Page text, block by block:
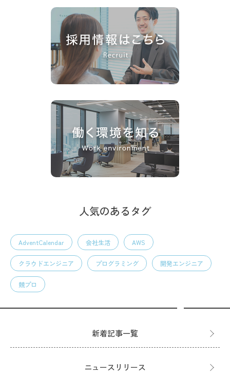
人気のあるタグ
AdventCalendar 会社生活 AWS
クラウドエンジニア プログラミング 開発エンジニア
競プロ
新着記事一覧
ニュースリリース